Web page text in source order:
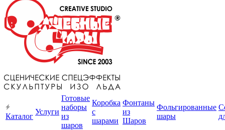
Каталог
Услуги
Готовые
наборы
из
шаров
Коробка
с
шарами
Фонтаны
из
Шаров
Фольгированные
шары